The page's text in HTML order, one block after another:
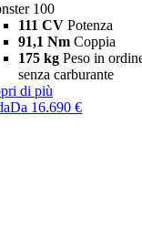
100
111 CV Potenza
91,1 Nm Coppia
175 kg Peso in
senza carburante
di più
Da 16.690 €